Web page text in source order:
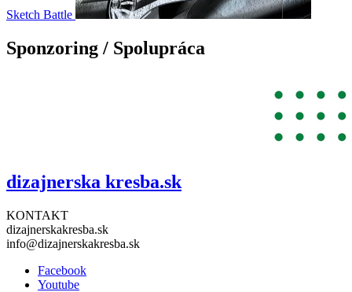
Sketch Battle
Sponzoring / Spolupráca
dizajnerska kresba.sk
KONTAKT
dizajnerskakresba.sk
info@dizajnerskakresba.sk
Facebook
Youtube